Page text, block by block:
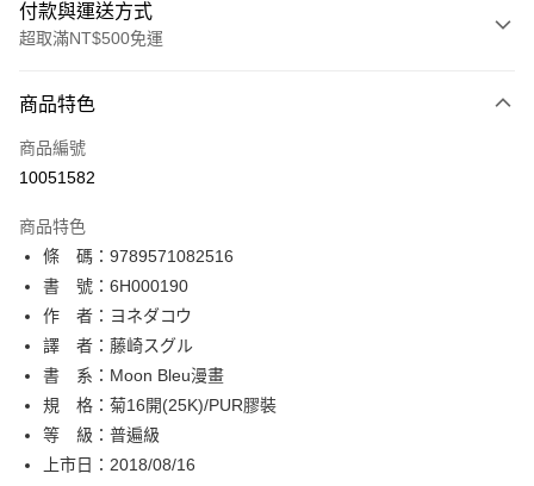
付款與運送方式
超取滿NT$500免運
信用卡一次付款
超商取貨付款
相關說明
【關於「AFTEE先享後付」】
AFTEE先享後付是「在收到商品之後才付款」的支付方式。 讓您購物簡單
便利好安心！
１．簡單：不需註冊會員、不需綁卡、不需儲值。
２．便利：只要手機號碼，簡訊認證，即可結帳。
３．安心：先確認商品／服務後，再付款。
【「AFTEE先享後付」結帳流程】
１．於結帳方式選擇「AFTEE先享後付」後，將跳轉至「AFTEE先享後付」
結帳頁面，進行簡訊認證並確認金額後，即可完成結帳。
２．訂單成立數日內，您將收到繳費通知簡訊。
ATM付款
運送方式
全家取貨付款
每筆NT$80，滿NT$500(含以上)免運費
付款後全家取貨
商品特色
商品編號
10051582
商品特色
條 碼：9789571082516
書 號：6H000190
作 者：ヨネダコウ
譯 者：藤崎スグル
書 系：Moon Bleu漫畫
規 格：菊16開(25K)/PUR膠裝
等 級：普遍級
上市日：2018/08/16